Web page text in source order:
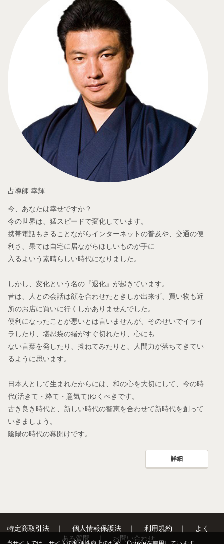
占導師 幸輝
今、あなたは幸せですか？
今の世界は、猛スピードで変化しています。
携帯電話もさることながらインターネットの普及や、交通の便
利さ、果ては自宅に居ながらほしいものが手に
入るよいう素晴らしい時代になりました。
しかし、変化という名の『退化』が起きています。
昔は、人との会話は顔を合わせたときしか出来ず、買い物も近
所のお店に買いに行くしかありませんでした。
便利になったことが悪いとは言いませんが、そのせいでイライ
ラしたり、堪忍袋の緒がすぐ切れたり、心にも
ない言葉を発したり、拗ねてみたりと、人間力が落ちてきてい
るように思います。
日本人として生まれたからには、和の心を大切にして、今の時
代(活きて・粋て・意気て)ゆくべきです。
古き良き時代と、新しい時代の智恵を合わせて新時代を創って
いきましょう。
陰陽の時代の幕開けです。
詳細
特定商取引法｜ 個人情報保護法｜ 利用規約 ｜ よく
ある質問 ｜ お問い合わせ